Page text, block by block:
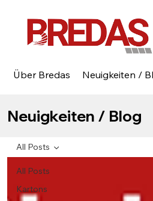
Über Bredas Neuigkeiten /
Neuigkeiten / Blog
All Posts
Kartons
All Posts